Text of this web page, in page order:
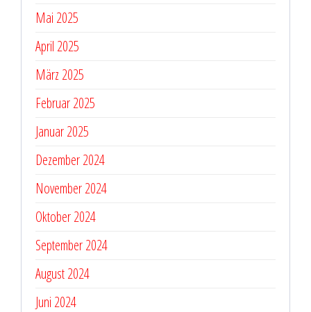
Mai 2025
April 2025
März 2025
Februar 2025
Januar 2025
Dezember 2024
November 2024
Oktober 2024
September 2024
August 2024
Juni 2024